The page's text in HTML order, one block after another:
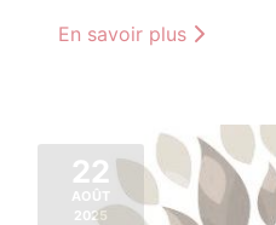
En savoir plus
22
AOÛT
2025